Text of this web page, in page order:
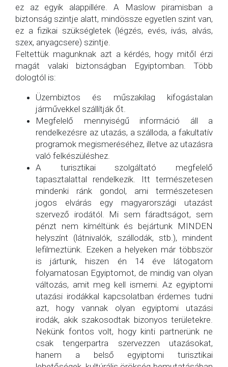
ez az egyik alappillére. A Maslow piramisban a
biztonság szintje alatt, mindössze egyetlen szint van,
ez a fizikai szükségletek (légzés, evés, ivás, alvás,
szex, anyagcsere) szintje.
Feltettük magunknak azt a kérdés, hogy mitől érzi
magát valaki biztonságban Egyiptomban. Több
dologtól is:
Üzembiztos és műszakilag kifogástalan
járművekkel szállítják őt.
Megfelelő mennyiségű információ áll a
rendelkezésre az utazás, a szálloda, a fakultatív
programok megismeréséhez, illetve az utazásra
való felkészüléshez.
A turisztikai szolgáltató megfelelő
tapasztalattal rendelkezik. Itt természetesen
mindenki ránk gondol, ami természetesen
jogos elvárás egy magyarországi utazást
szervező irodától. Mi sem fáradtságot, sem
pénzt nem kíméltünk és bejártunk MINDEN
helyszínt (látnivalók, szállodák, stb.), mindent
lefilmeztünk. Ezeken a helyeken már többször
is jártunk, hiszen én 14 éve látogatom
folyamatosan Egyiptomot, de mindig van olyan
változás, amit meg kell ismerni. Az egyiptomi
utazási irodákkal kapcsolatban érdemes tudni
azt, hogy vannak olyan egyiptomi utazási
irodák, akik szakosodtak bizonyos területekre.
Nekünk fontos volt, hogy kinti partnerünk ne
csak tengerpartra szervezzen utazásokat,
hanem a belső egyiptomi turisztikai